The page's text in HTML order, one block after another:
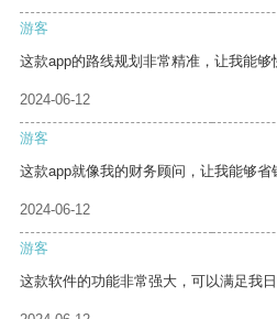
游客
这款app的路线规划非常精准，让我能够
2024-06-12
游客
这款app就像我的财务顾问，让我能够省
2024-06-12
游客
这款软件的功能非常强大，可以满足我日